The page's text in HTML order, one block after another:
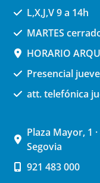
L,X,J,V 9 a 14h
MARTES
HORARIO
Presencial
att. telefónica
Plaza Mayor, 1
Segovia
921 483 000